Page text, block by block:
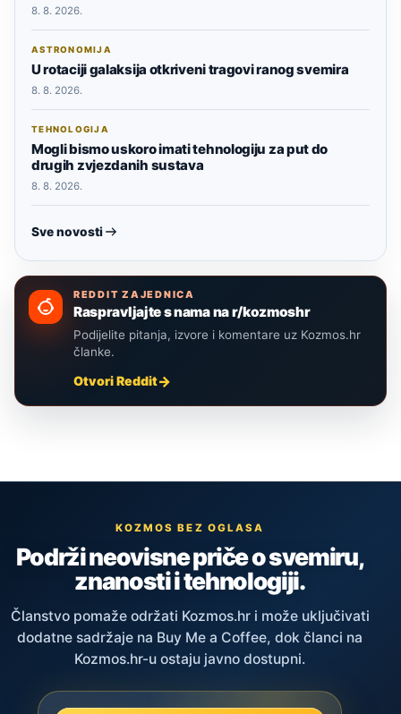
8. 8. 2026.
ASTRONOMIJA
U rotaciji galaksija otkriveni tragovi ranog svemira
8. 8. 2026.
TEHNOLOGIJA
Mogli bismo uskoro imati tehnologiju za put do
drugih zvjezdanih sustava
8. 8. 2026.
Sve novosti
REDDIT ZAJEDNICA
Raspravljajte s nama na r/kozmoshr
Podijelite pitanja, izvore i komentare uz Kozmos.hr
članke.
Otvori Reddit
KOZMOS BEZ OGLASA
Podrži neovisne priče o svemiru,
znanosti i tehnologiji.
Članstvo pomaže održati Kozmos.hr i može uključivati
dodatne sadržaje na Buy Me a Coffee, dok članci na
Kozmos.hr-u ostaju javno dostupni.